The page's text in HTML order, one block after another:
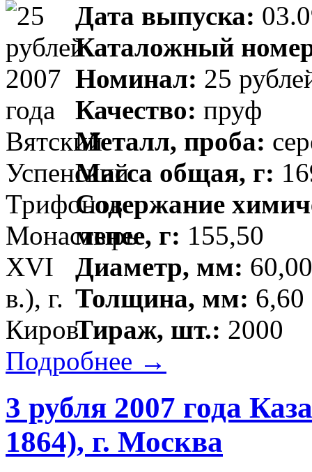
Дата выпуска:
Каталожный
Номинал: 25
Качество: пруф
Металл, проба:
Масса общая, г:
Содержание
менее, г: 155,50
Диаметр, мм:
Толщина, мм:
Тираж, шт.: 2000
Подробнее →
3 рубля 2007 года
1864), г. Москва